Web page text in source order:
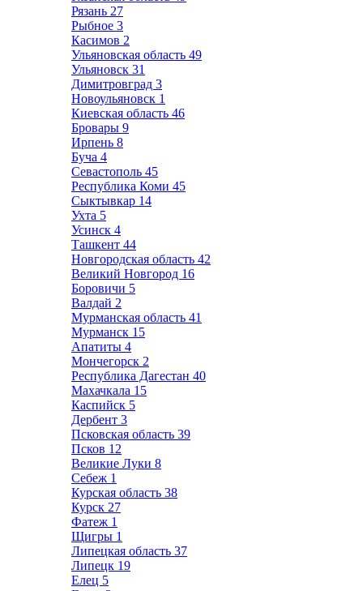
Рязань 27
Рыбное 3
Касимов 2
Ульяновская область 49
Ульяновск 31
Димитровград 3
Новоульяновск 1
Киевская область 46
Бровары 9
Ирпень 8
Буча 4
Севастополь 45
Республика Коми 45
Сыктывкар 14
Ухта 5
Усинск 4
Ташкент 44
Новгородская область 42
Великий Новгород 16
Боровичи 5
Валдай 2
Мурманская область 41
Мурманск 15
Апатиты 4
Мончегорск 2
Республика Дагестан 40
Махачкала 15
Каспийск 5
Дербент 3
Псковская область 39
Псков 12
Великие Луки 8
Себеж 1
Курская область 38
Курск 27
Фатеж 1
Щигры 1
Липецкая область 37
Липецк 19
Елец 5